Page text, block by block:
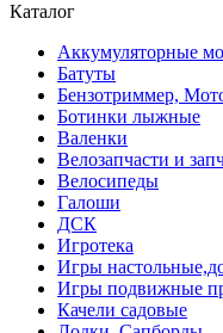
Каталог
Аккумуляторные
Батуты
Бензотриммер,
Ботинки лыжные
Валенки
Велозапчасти и
Велосипеды
Галоши
ДСК
Игротека
Игры
Игры подвижные
Качели садовые